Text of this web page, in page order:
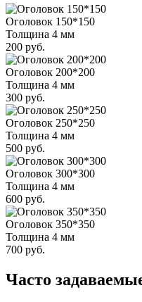
Оголовок 150*150
Толщина 4 мм
200 руб.
Оголовок 200*200
Толщина 4 мм
300 руб.
Оголовок 250*250
Толщина 4 мм
500 руб.
Оголовок 300*300
Толщина 4 мм
600 руб.
Оголовок 350*350
Толщина 4 мм
700 руб.
Часто